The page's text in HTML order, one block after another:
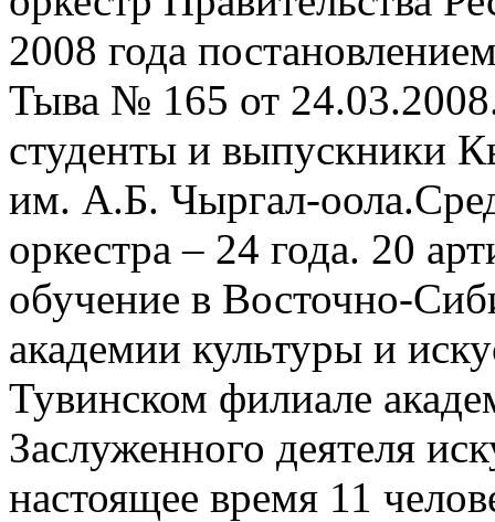
2008 года
Тыва № 165 от
студенты и выпускники
им. А.Б. Чыргал-
оркестра – 24 года. 20
обучение в Восточно-
академии культуры и
Тувинском филиале
Заслуженного деятеля
настоящее время 11